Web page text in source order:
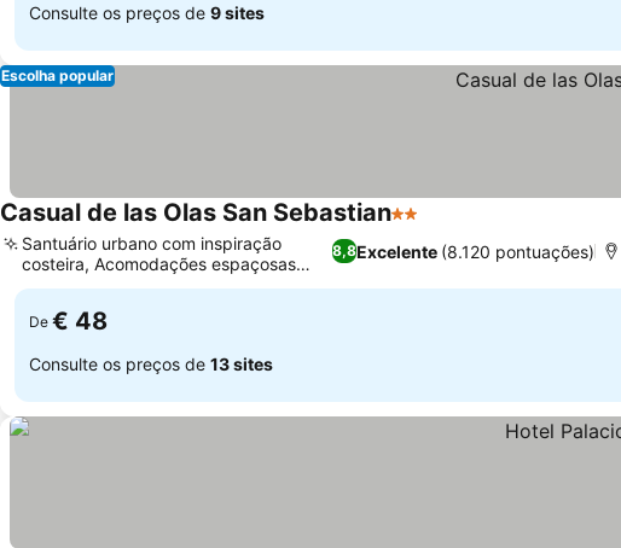
Consulte os preços de 9 sites
Escolha popular
Casual de las Olas San Sebastian2 Estrelas
8,8Excelente (8.120 pontuações)
Santuário urbano com inspiração
costeira, Acomodações espaçosas
para famílias
De € 48
Consulte os preços de 13 sites